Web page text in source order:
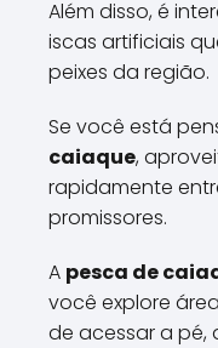
Além disso, é
iscas artificiais
peixes da região.
Se você está
caiaque,
rapidamente
promissores.
A pesca de
você explore
de acessar a pé,